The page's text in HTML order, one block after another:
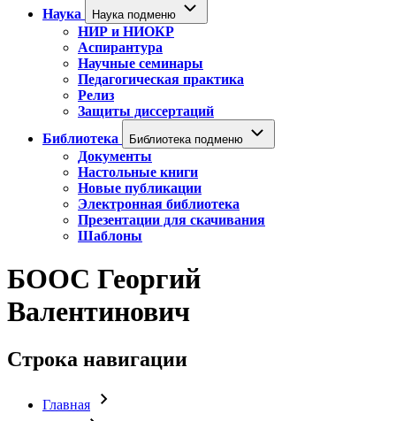
Наука
Наука подменю
НИР и НИОКР
Аспирантура
Научные семинары
Педагогическая практика
Релиз
Защиты диссертаций
Библиотека
Библиотека подменю
Документы
Настольные книги
Новые публикации
Электронная библиотека
Презентации для скачивания
Шаблоны
БООС Георгий
Валентинович
Строка навигации
Главная